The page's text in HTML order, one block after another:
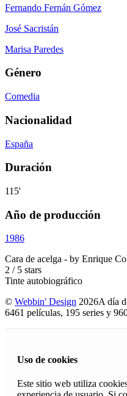
Fernando Fernán Gómez
José Sacristán
Marisa Paredes
Género
Comedia
Nacionalidad
España
Duración
115'
Año de producción
1986
Cara de acelga - by Enrique
2 / 5 stars
Tinte autobiográfico
© Webbin' Design 2026A día
6461 películas, 195 series y
Uso de cookies
Este sitio web utiliza